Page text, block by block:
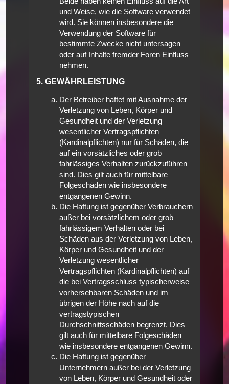
und Weise, wie die Software verwendet
wird. Sie können insbesondere die
Verwendung der Software für
bestimmte Zwecke nicht untersagen
oder auf Inhalte fremder Foren Einfluss
nehmen.
5. GEWÄHRLEISTUNG
Der Betreiber haftet mit Ausnahme der
Verletzung von Leben, Körper und
Gesundheit und der Verletzung
wesentlicher Vertragspflichten
(Kardinalpflichten) nur für Schäden, die
auf ein vorsätzliches oder grob
fahrlässiges Verhalten zurückzuführen
sind. Dies gilt auch für mittelbare
Folgeschäden wie insbesondere
entgangenen Gewinn.
Die Haftung ist gegenüber Verbrauchern
außer bei vorsätzlichem oder grob
fahrlässigem Verhalten oder bei
Schäden aus der Verletzung von Leben,
Körper und Gesundheit und der
Verletzung wesentlicher
Vertragspflichten (Kardinalpflichten) auf
die bei Vertragsschluss typischerweise
vorhersehbaren Schäden und im
übrigen der Höhe nach auf die
vertragstypischen
Durchschnittsschäden begrenzt. Dies
gilt auch für mittelbare Folgeschäden
wie insbesondere entgangenen Gewinn.
Die Haftung ist gegenüber
Unternehmern außer bei der Verletzung
von Leben, Körper und Gesundheit oder